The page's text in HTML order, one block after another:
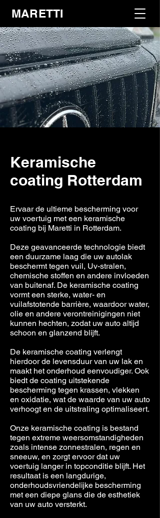
MARETTI
Keramische
coating Rotterdam
Ervaar de ultieme bescherming voor
uw voertuig met een keramische
coating bij Maretti in Rotterdam.
Deze geavanceerde technologie biedt
een duurzame laag die uw autolak
beschermt tegen vuil, Uv-stralen,
chemische stoffen en andere invloeden
van buitenaf. De keramische coating
vormt een sterke, water- en
vuilafstotende barrière, waardoor water,
olie en andere verontreinigingen niet
kunnen hechten, zodat uw auto altijd
schoon en glanzend blijft.
De keramische coating verlengt
hierdoor de levensduur van uw lak en
maakt het onderhoud eenvoudiger. Ook
biedt de coating uitstekende
bescherming tegen krassen, vlekken
en oxidatie, wat de waarde van uw auto
verhoogt en de uitstraling optimaliseert.
Onze keramische coating is bestand
tegen extreme weersomstandigheden
zoals intense zonnestralen, regen en
sneeuw, en zorgt ervoor dat uw
voertuig langer in topconditie blijft. Het
resultaat is een langdurige,
onderhoudsvriendelijke bescherming
met een diepe glans die de esthetiek
van uw auto versterkt.